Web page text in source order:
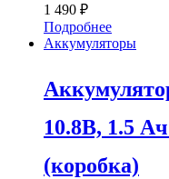
1 490 ₽
Подробнее
Аккумуляторы
10.8В, 1.5
(коробка)